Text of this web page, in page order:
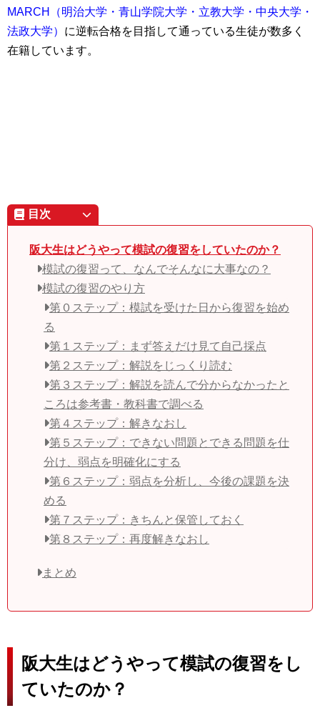
MARCH（明治大学・青山学院大学・立教大学・中央大学・
法政大学） に逆転合格を目指して通っている生徒が数多く
在籍しています。
目次
阪大生はどうやって模試の復習をしていたのか？
模試の復習って、なんでそんなに大事なの？
模試の復習のやり方
第０ステップ：模試を受けた日から復習を始め
る
第１ステップ：まず答えだけ見て自己採点
第２ステップ：解説をじっくり読む
第３ステップ：解説を読んで分からなかったと
ころは参考書・教科書で調べる
第４ステップ：解きなおし
第５ステップ：できない問題とできる問題を仕
分け、弱点を明確化にする
第６ステップ：弱点を分析し、今後の課題を決
める
第７ステップ：きちんと保管しておく
第８ステップ：再度解きなおし
まとめ
阪大生はどうやって模試の復習をし
ていたのか？